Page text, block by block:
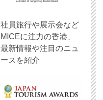
社員旅行や展示会など
MICEに注力の香港、
最新情報や注目のニュ
ースを紹介